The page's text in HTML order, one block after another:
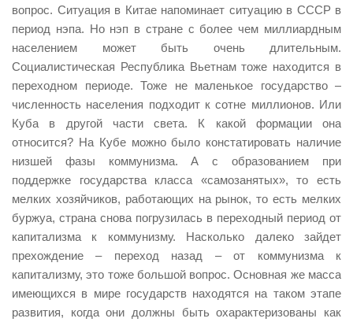
вопрос. Ситуация в Китае напоминает ситуацию в СССР в
период нэпа. Но нэп в стране с более чем миллиардным
населением может быть очень длительным.
Социалистическая Республика Вьетнам тоже находится в
переходном периоде. Тоже не маленькое государство –
численность населения подходит к сотне миллионов. Или
Куба в другой части света. К какой формации она
относится? На Кубе можно было констатировать наличие
низшей фазы коммунизма. А с образованием при
поддержке государства класса «самозанятых», то есть
мелких хозяйчиков, работающих на рынок, то есть мелких
буржуа, страна снова погрузилась в переходный период от
капитализма к коммунизму. Насколько далеко зайдет
прехождение – переход назад – от коммунизма к
капитализму, это тоже большой вопрос. Основная же масса
имеющихся в мире государств находятся на таком этапе
развития, когда они должны быть охарактеризованы как